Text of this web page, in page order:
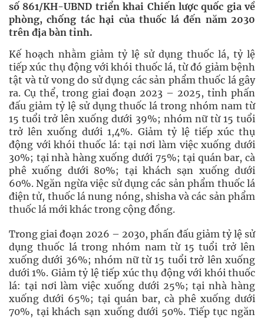
số 861/KH-UBND triển khai Chiến lược quốc gia về
phòng, chống tác hại của thuốc lá đến năm 2030
trên địa bàn tỉnh.
Kế hoạch nhằm giảm tỷ lệ sử dụng thuốc lá, tỷ lệ
tiếp xúc thụ động với khói thuốc lá, từ đó giảm bệnh
tật và tử vong do sử dụng các sản phẩm thuốc lá gây
ra. Cụ thể, trong giai đoạn 2023 – 2025, tỉnh phấn
đấu giảm tỷ lệ sử dụng thuốc lá trong nhóm nam từ
15 tuổi trở lên xuống dưới 39%; nhóm nữ từ 15 tuổi
trở lên xuống dưới 1,4%. Giảm tỷ lệ tiếp xúc thụ
động với khói thuốc lá: tại nơi làm việc xuống dưới
30%; tại nhà hàng xuống dưới 75%; tại quán bar, cà
phê xuống dưới 80%; tại khách sạn xuống dưới
60%. Ngăn ngừa việc sử dụng các sản phẩm thuốc lá
điện tử, thuốc lá nung nóng, shisha và các sản phẩm
thuốc lá mới khác trong cộng đồng.
Trong giai đoạn 2026 – 2030, phấn đấu giảm tỷ lệ sử
dụng thuốc lá trong nhóm nam từ 15 tuổi trở lên
xuống dưới 36%; nhóm nữ từ 15 tuổi trở lên xuống
dưới 1%. Giảm tỷ lệ tiếp xúc thụ động với khói thuốc
lá: tại nơi làm việc xuống dưới 25%; tại nhà hàng
xuống dưới 65%; tại quán bar, cà phê xuống dưới
70%, tại khách sạn xuống dưới 50%. Tiếp tục ngăn